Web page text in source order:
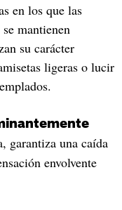
en los que las
mantienen
su carácter
ligeras o lucir
garantiza una caída
envolvente